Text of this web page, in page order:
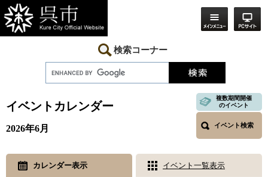
ー
ジ
の
ニ
ュ
ー
へ
検索コーナー
イベントカレンダー
複数期間開催
のイベント
イベント検索
2026年6月
カレンダー表示 イベント一覧表示